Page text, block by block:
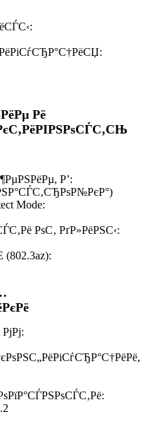
Рё
Р’:
Mode:
РѕС‚ РґР»РёРЅС‹:
(802.3az):